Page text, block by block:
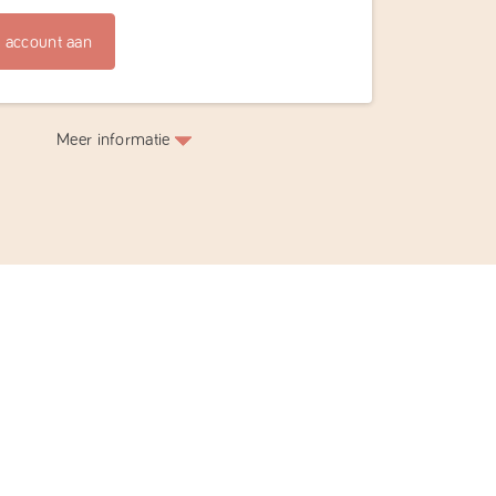
account aan
Meer informatie